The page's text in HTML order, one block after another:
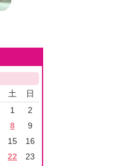
土 日
1
2
8
9
15
16
22
23